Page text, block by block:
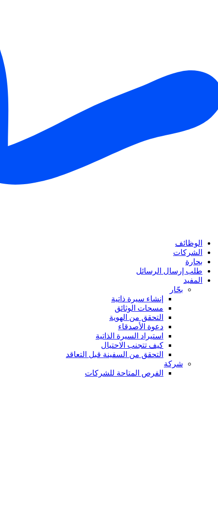
الوظائف
الشركات
بحارة
طلب إرسال الرسائل
المفيد
بحّار
إنشاء سيرة ذاتية
مسحات الوثائق
التحقق من الهوية
دعوة الأصدقاء
استيراد السيرة الذاتية
كيف تتجنب الاحتيال
التحقق من السفينة قبل التعاقد
شركة
الفرص المتاحة للشركات